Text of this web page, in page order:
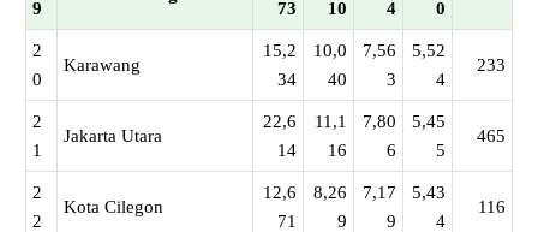
9 73 10 4 0
2
0
Karawang
15,2
34
10,0
40
7,56
3
5,52
4
233
2
1
Jakarta Utara
22,6
14
11,1
16
7,80
6
5,45
5
465
2
2
Kota Cilegon
12,6
71
8,26
9
7,17
9
5,43
4
116